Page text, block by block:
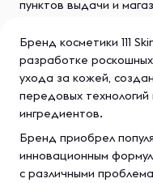
пунктов выдачи и
Бренд косметики 111
разработке
ухода за кожей,
передовых
ингредиентов.
Бренд приобрел
инновационным
с различными